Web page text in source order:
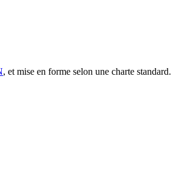
, et mise en forme selon une charte standard.